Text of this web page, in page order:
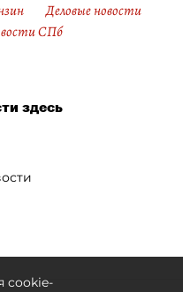
Деловые новости
СПб
здесь
cookie-